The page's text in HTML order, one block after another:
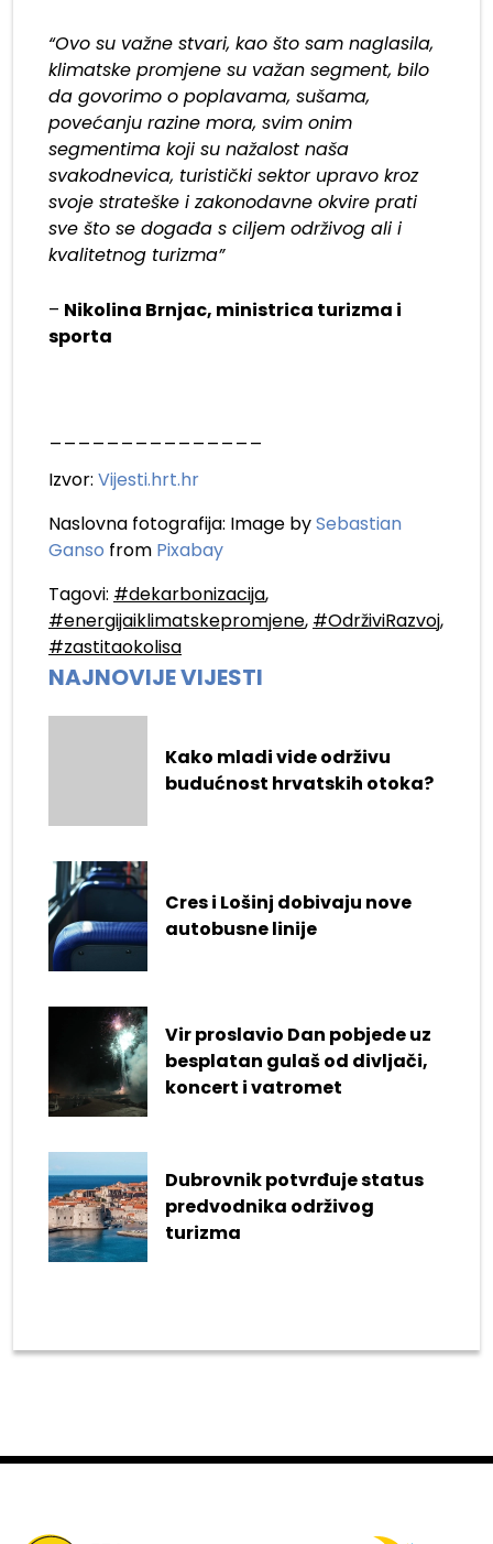
“Ovo su važne stvari, kao što sam naglasila,
klimatske promjene su važan segment, bilo
da govorimo o poplavama, sušama,
povećanju razine mora, svim onim
segmentima koji su nažalost naša
svakodnevica, turistički sektor upravo kroz
svoje strateške i zakonodavne okvire prati
sve što se događa s ciljem održivog ali i
kvalitetnog turizma”
– Nikolina Brnjac, ministrica turizma i
sporta
Izvor: Vijesti.hrt.hr
Naslovna fotografija: Image bySebastian
Ganso from Pixabay
Tagovi: #dekarbonizacija,
#energijaiklimatskepromjene, #OdrživiRazvoj,
#zastitaokolisa
NAJNOVIJE VIJESTI
Kako mladi vide održivu
budućnost hrvatskih otoka?
Cres i Lošinj dobivaju nove
autobusne linije
Vir proslavio Dan pobjede uz
besplatan gulaš od divljači,
koncert i vatromet
Dubrovnik potvrđuje status
predvodnika održivog
turizma